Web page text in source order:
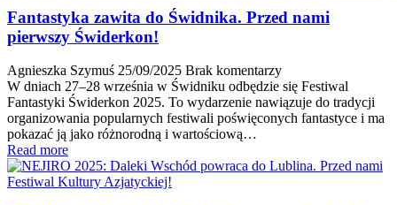
Fantastyka zawita do Świdnika. Przed nami
pierwszy Świderkon!
Agnieszka Szymuś 25/09/2025 Brak komentarzy
W dniach 27–28 września w Świdniku odbędzie się Festiwal
Fantastyki Świderkon 2025. To wydarzenie nawiązuje do tradycji
organizowania popularnych festiwali poświęconych fantastyce i ma
pokazać ją jako różnorodną i wartościową…
Read more